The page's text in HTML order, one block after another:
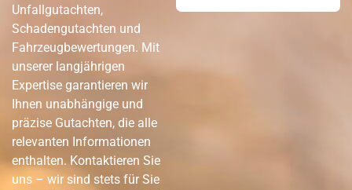
Unfallgutachten,
Schadengutachten und
Fahrzeugbewertungen. Mit
unserer langjährigen
Expertise garantieren wir
Ihnen unabhängige und
präzise Gutachten, die alle
relevanten Informationen
enthalten. Kontaktieren Sie
uns – wir sind stets für Sie